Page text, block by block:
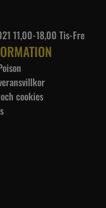
11,00-18,00 Tis-Fre
cookies